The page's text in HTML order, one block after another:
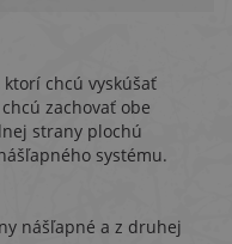
chcú vyskúšať
zachovať obe
strany plochú
systému.
nášľapné a z druhej